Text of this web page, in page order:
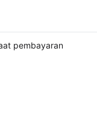
pembayaran